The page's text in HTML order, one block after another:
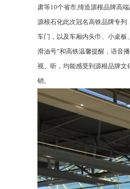
肃等10个省市,缔造源根品牌高
源根石化此次冠名高铁品牌专
车门，以及车厢内头巾、小桌板
滑油号”和高铁温馨提醒，语音
视、听，均能感受到源根品牌文
销。